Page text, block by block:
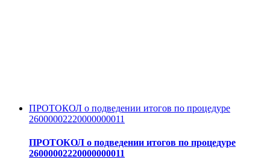
ПРОТОКОЛ о подведении итогов по процедуре
26000002220000000011
ПРОТОКОЛ о подведении итогов по процедуре
26000002220000000011